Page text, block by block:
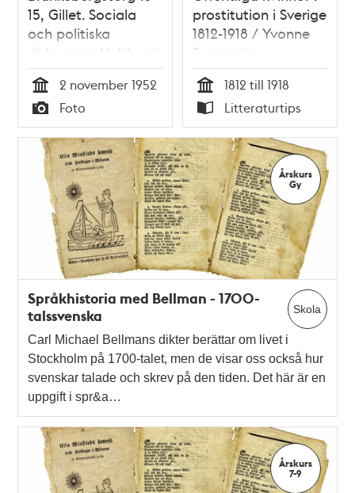
15, Gillet. Sociala
och politiska
diskussionsklubben i
Stockholm, har
bjudit in till
diskussion,
""Kvinnan som
samhällsmedlem"".
Fr. v. V. Adlers, L.
Olsson och E.
Adlercreutz
Tid
2 november 1952
Typ
Foto
prostitution i Sverige
1812-1918 / Yvonne
Svanström
Tid
1812 till 1918
Typ
Litteraturtips
Årskurs
Gy
Skola
Språkhistoria med Bellman - 1700-
talssvenska
Carl Michael Bellmans dikter berättar om livet i
Stockholm på 1700-talet, men de visar oss också hur
svenskar talade och skrev på den tiden. Det här är en
uppgift i spr&a…
Årskurs
7-9